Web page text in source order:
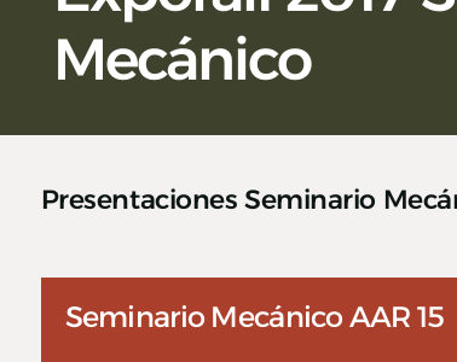
Mecánico
Presentaciones Seminario
Seminario Mecánico AAR 15